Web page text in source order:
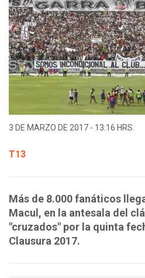
3 DE MARZO DE 2017 - 13:16 HRS.
T13
Más de 8.000 fanáticos
Macul, en la antesala del
"cruzados" por la quinta
Clausura 2017.